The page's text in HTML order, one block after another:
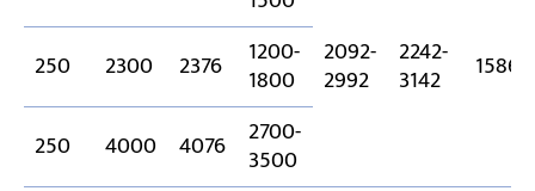
2092-
2992
2242-
3142 1586
250 2300 2376 1200-
1800
250
4000 4076 2700-
3500